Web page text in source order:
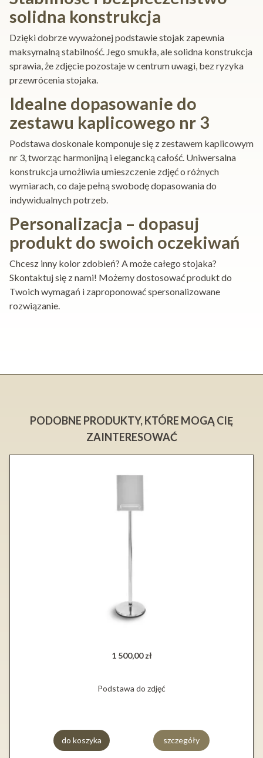
solidna konstrukcja
Dzięki dobrze wyważonej podstawie stojak zapewnia
maksymalną stabilność. Jego smukła, ale solidna konstrukcja
sprawia, że zdjęcie pozostaje w centrum uwagi, bez ryzyka
przewrócenia stojaka.
Idealne dopasowanie do
zestawu kaplicowego nr 3
Podstawa doskonale komponuje się z zestawem kaplicowym
nr 3, tworząc harmonijną i elegancką całość. Uniwersalna
konstrukcja umożliwia umieszczenie zdjęć o różnych
wymiarach, co daje pełną swobodę dopasowania do
indywidualnych potrzeb.
Personalizacja – dopasuj
produkt do swoich oczekiwań
Chcesz inny kolor zdobień? A może całego stojaka?
Skontaktuj się z nami! Możemy dostosować produkt do
Twoich wymagań i zaproponować spersonalizowane
rozwiązanie.
PODOBNE PRODUKTY, KTÓRE MOGĄ CIĘ
ZAINTERESOWAĆ
1 500,00 zł
Podstawa do zdjęć
do koszyka szczegóły